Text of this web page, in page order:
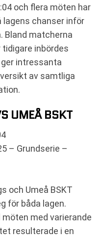
och flera möten har
lagens chanser inför
Bland matcherna
inbördes
intressanta
av samtliga
UMEÅ BSKT
– Grundserie –
och Umeå BSKT
för båda lagen.
med varierande
resulterade i en